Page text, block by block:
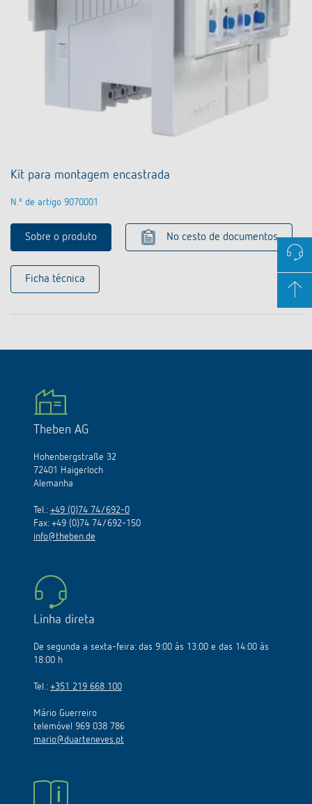
Kit para montagem encastrada
N.º de artigo 9070001
Sobre o produto No cesto de documentos
Ficha técnica
Theben AG
Hohenbergstraße 32
72401 Haigerloch
Alemanha
Tel.: +49 (0)74 74/692-0
Fax: +49 (0)74 74/692-150
info@theben.de
Linha direta
De segunda a sexta-feira: das 9:00 às 13:00 e das 14:00 às
18:00 h
Tel.: +351 219 668 100
Mário Guerreiro
telemóvel 969 038 786
mario@duarteneves.pt